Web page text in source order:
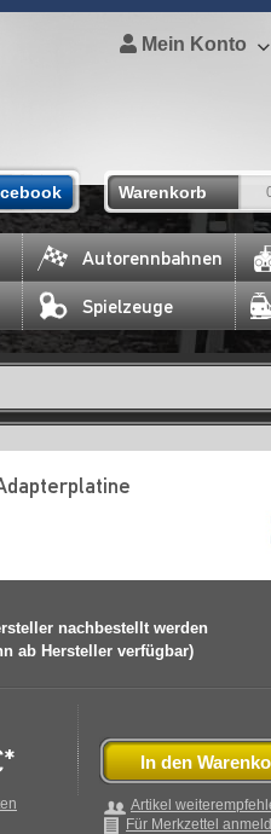
Mein Konto
Warenkorb
Autorennbahnen
Spielzeuge
nachbestellt werden
ab Hersteller verfügbar)
* In den
Artikel
Für Merkzettel